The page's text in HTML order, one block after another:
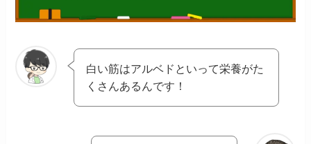
白い筋はアルベドといって栄養がた
くさんあるんです！